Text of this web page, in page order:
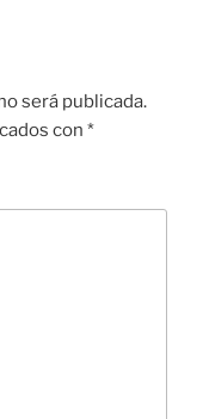
será publicada.
con *